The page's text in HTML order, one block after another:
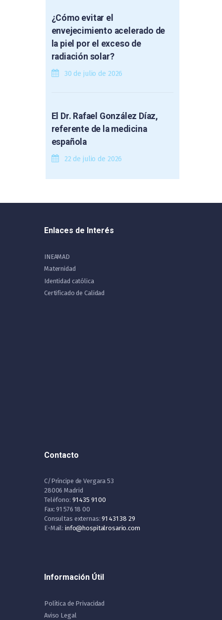
¿Cómo evitar el
envejecimiento acelerado de
la piel por el exceso de
radiación solar?
30 de julio de 2026
El Dr. Rafael González Díaz,
referente de la medicina
española
22 de julio de 2026
Enlaces de Interés
INEAMAD
Maternidad
Identidad católica
Certificado de Calidad
Contacto
C/Príncipe de Vergara 53
28006 Madrid
Teléfono: 91 435 91 00
Fax: 91 576 18 00
Consultas externas:91 431 38 29
E-Mail: info@hospitalrosario.com
Información Útil
Política de Privacidad
Aviso Legal